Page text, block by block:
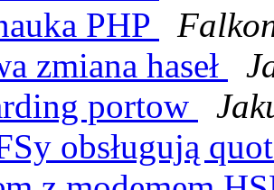
PHP
zmiana haseł
portow
obsługują